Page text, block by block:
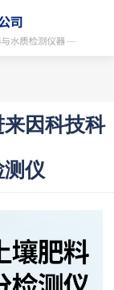
因科技科
仪